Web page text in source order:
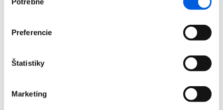
súhlasu
Preferencie
Štatistiky
Marketing